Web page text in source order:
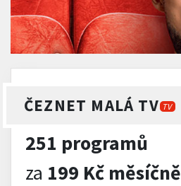
ČEZNET MALÁ TV TV
251 programů
za 199 Kč měsíčně